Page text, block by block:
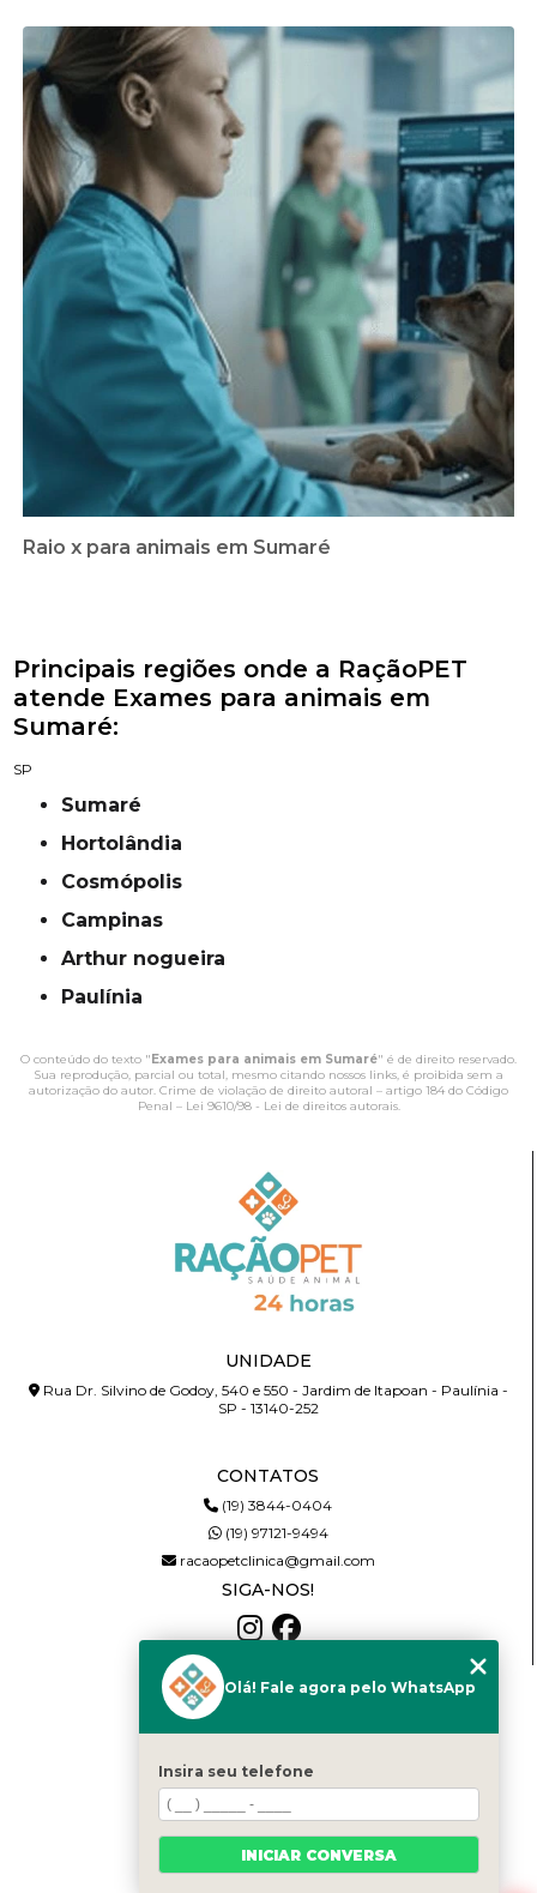
Raio x para animais em Sumaré
Principais regiões onde a RaçãoPET
atende Exames para animais em
Sumaré:
SP
Sumaré
Hortolândia
Cosmópolis
campinas
Arthur nogueira
Paulínia
O conteúdo do texto " Exames para animais em Sumaré" é de direito reservado.
Sua reprodução, parcial ou total, mesmo citando nossos links, é proibida sem a
autorização do autor. Crime de violação de direito autoral – artigo 184 do Código
Penal – Lei 9610/98 - Lei de direitos autorais.
UNIDADE
Rua Dr. Silvino de Godoy, 540 e 550 - Jardim de Itapoan - Paulínia -
SP - 13140-252
CONTATOS
(19) 3844-0404
(19) 97121-9494
racaopetclinica@gmail.com
SIGA-NOS!
MENU
SERVIÇOS
NOTÍCIAS
PRODUTOS
Olá! Fale agora pelo WhatsApp
Insira seu telefone
INICIAR CONVERSA